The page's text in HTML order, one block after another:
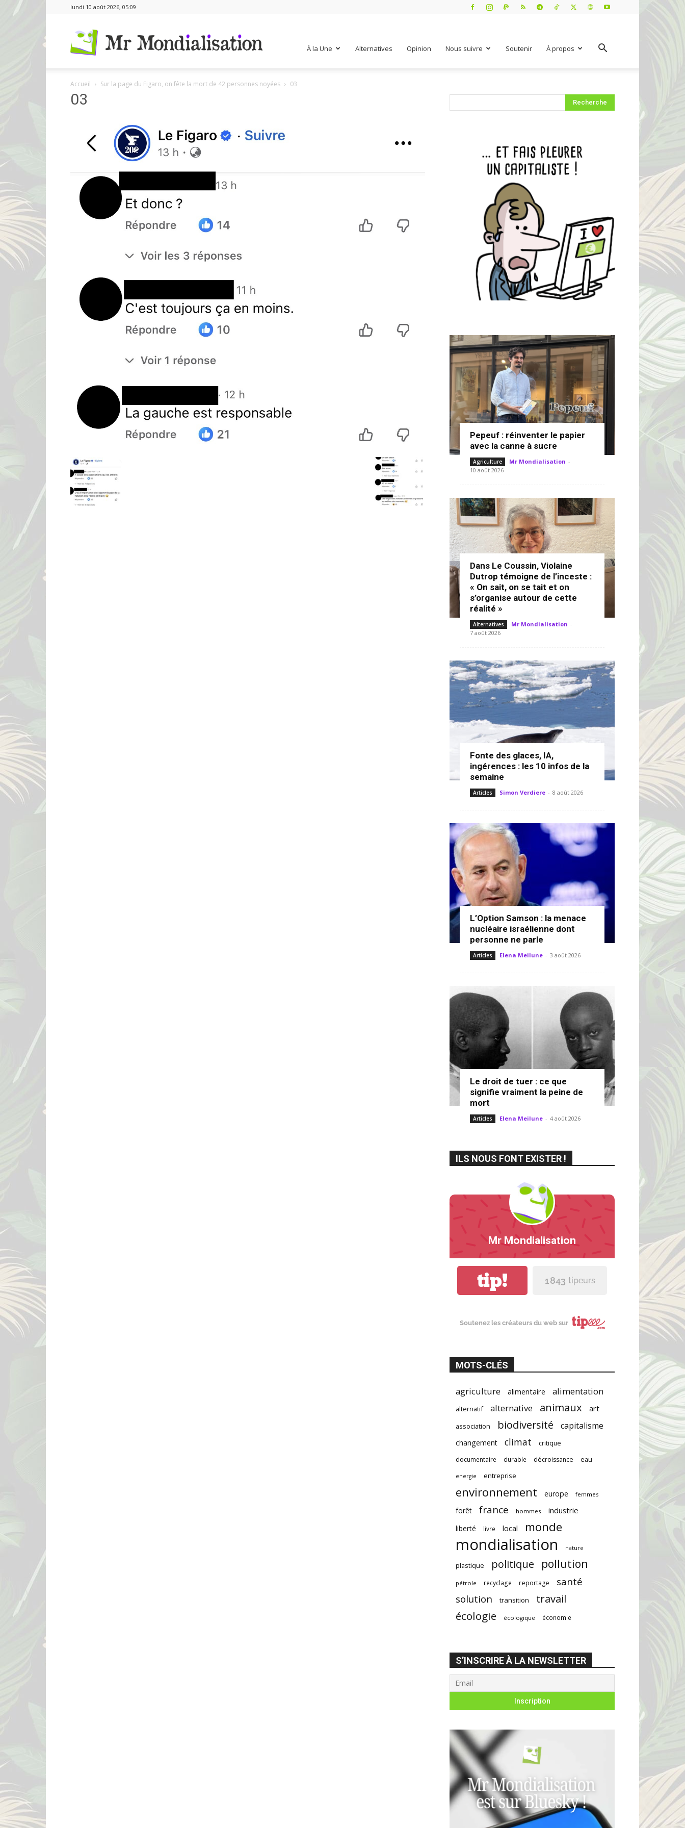
lundi 10 août 2026, 05:09
À la Une Alternatives Opinion Nous suivre Soutenir À propos
Accueil Sur la page du Figaro, on fête la mort de 42 personnes noyées 03
03
Pepeuf : réinventer le papier
avec la canne à sucre
Agriculture Mr Mondialisation -
10 août 2026
Dans Le Coussin, Violaine
Dutrop témoigne de l’inceste :
« On sait, on se tait et on
s’organise autour de cette
réalité »
Alternatives Mr Mondialisation -
7 août 2026
Fonte des glaces, IA,
ingérences : les 10 infos de la
semaine
Articles Simon Verdiere - 8 août 2026
L’Option Samson : la menace
nucléaire israélienne dont
personne ne parle
Articles Elena Meilune - 3 août 2026
Le droit de tuer : ce que
signifie vraiment la peine de
mort
Articles Elena Meilune - 4 août 2026
ILS NOUS FONT EXISTER !
Mr Mondialisation
tip! 1 843 tipeurs
Soutenez les créateurs du web sur
MOTS-CLÉS
agriculture alimentaire alimentation
alternatif alternative animaux art
association biodiversité capitalisme
changement climat
critique
documentaire
durable décroissance eau
energie entreprise
environnement europe femmes
forêt france hommes industrie
liberté livre local monde
mondialisation nature
plastique politique pollution
pétrole recyclage reportage
santé
solution
transition
travail
écologie
écologique économie
S’INSCRIRE À LA NEWSLETTER